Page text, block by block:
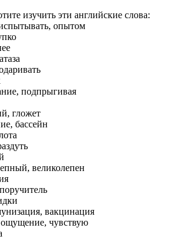
изучить эти английские слова:
опытом
подпрыгивая
гложет
бассейн
великолепен
вакцинация
ощущение, чувствую